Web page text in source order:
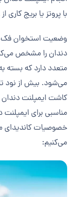
با پروتز یا بریج
وضعیت استخوان فک
دندان را مشخص
متعدد دارد که بسته
می‌شود. بیش از نود تا
کاشت ایمپلنت دندان
مناسبی برای
خصوصیات کاندیدای
می‌کنیم: